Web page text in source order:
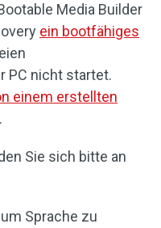
Media Builder
ein bootfähiges
PC nicht startet.
einem erstellten
Sie sich bitte an
Sprache zu